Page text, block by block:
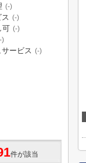
(-)
(-)
可 (-)
)
ービス (-)
件が該当